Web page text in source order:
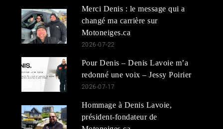
Merci Denis : le message qui a
changé ma carrière sur
Motoneiges.ca
2026-07-22
Pour Denis – Denis Lavoie m’a
redonné une voix – Jessy Poirier
2026-07-17
Hommage à Denis Lavoie,
président-fondateur de